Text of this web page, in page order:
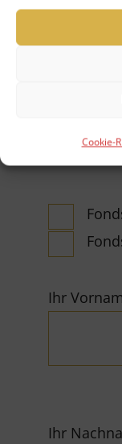
Cookie-
Ihr
Ihr